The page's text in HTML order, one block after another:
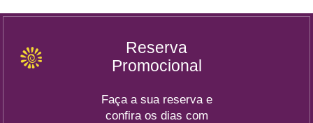
Reserva
Promocional
Faça a sua reserva e
confira os dias com